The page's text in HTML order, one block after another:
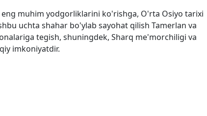
muhim yodgorliklarini ko'rishga, O'rta Osiyo tarixi
uchta shahar bo'ylab sayohat qilish Tamerlan va
tegish, shuningdek, Sharq me'morchiligi va
imkoniyatdir.